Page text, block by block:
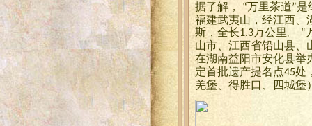
据了解，
“万里茶道”是
福建武夷山，经江西、
斯，全长1.3万公里。 “
山市、江西省铅山县、
在湖南益阳市安化县举
定首批遗产提名点45处
羌堡、得胜口、四城堡